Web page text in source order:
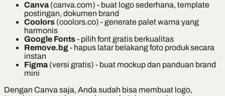
Canva(canva.com) - buat logo sederhana, template
postingan, dokumen brand
Coolors (coolors.co) - generate palet warna yang
harmonis
Google Fonts- pilih font gratis berkualitas
Remove.bg- hapus latar belakang foto produk secara
instan
Figma(versi gratis) - buat mockup dan panduan brand
mini
Dengan Canva saja, Anda sudah bisa membuat logo,